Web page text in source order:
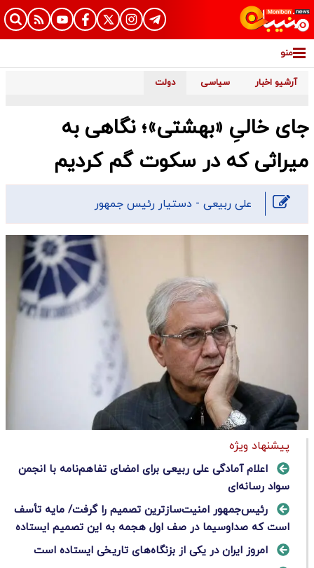
منو
آرشیو اخبار سیاسی دولت
جای خالیِ «بهشتی»؛ نگاهی به
میراثی که در سکوت گم کردیم
علی ربیعی - دستیار رئیس جمهور
پیشنهاد ویژه
اعلام آمادگی علی ربیعی برای امضای تفاهم‌نامه با انجمن
سواد رسانه‌ای
رئیس‌جمهور امنیت‌سازترین تصمیم را گرفت/ مایه تأسف
است که صداوسیما در صف اول هجمه به این تصمیم ایستاده
امروز ایران در یکی از بزنگاه‌های تاریخی ایستاده است